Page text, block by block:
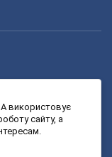
використовує
сайту, а